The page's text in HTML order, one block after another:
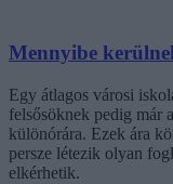
Mennyibe
Egy átlagos városi
felsősöknek pedig már
különórára. Ezek ára
persze létezik olyan
elkérhetik.